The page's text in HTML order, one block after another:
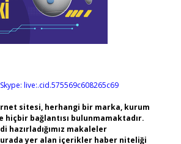
Skype: live:.cid.575569c608265c69
sitesi, herhangi bir marka, kurum
hiçbir bağlantısı bulunmamaktadır.
hazırladığımız makaleler
yer alan içerikler haber niteliği